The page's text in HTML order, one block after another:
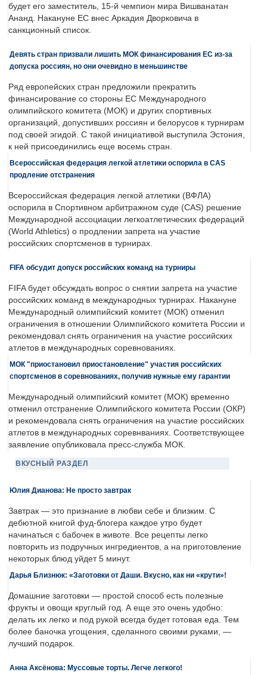
будет его заместитель, 15-й чемпион мира Вишванатан
Ананд. Накануне ЕС внес Аркадия Дворковича в
санкционный список.
Девять стран призвали лишить МОК финансирования ЕС из-за
допуска россиян, но они очевидно в меньшинстве
Ряд европейских стран предложили прекратить
финансирование со стороны ЕС Международного
олимпийского комитета (МОК) и других спортивных
организаций, допустивших россиян и белорусов к турнирам
под своей эгидой. С такой инициативой выступила Эстония,
к ней присоединились еще восемь стран.
Всероссийская федерация легкой атлетики оспорила в CAS
продление отстранения
Всероссийская федерация легкой атлетики (ВФЛА)
оспорила в Спортивном арбитражном суде (CAS) решение
Международной ассоциации легкоатлетических федераций
(World Athletics) о продлении запрета на участие
российских спортсменов в турнирах.
FIFA обсудит допуск российских команд на турниры
FIFA будет обсуждать вопрос о снятии запрета на участие
российских команд в международных турнирах. Накануне
Международный олимпийский комитет (МОК) отменил
ограничения в отношении Олимпийского комитета России и
рекомендовал снять ограничения на участие российских
атлетов в международных соревнованиях.
МОК "приостановил приостановление" участия российских
спортсменов в соревнованиях, получив нужные ему гарантии
Международный олимпийский комитет (МОК) временно
отменил отстранение Олимпийского комитета России (ОКР)
и рекомендовала снять ограничения на участие российских
атлетов в международных соревнваниях. Соответствующее
заявление опубликовала пресс-служба МОК.
ВКУСНЫЙ РАЗДЕЛ
Юлия Дианова: Не просто завтрак
Завтрак — это признание в любви себе и близким. С
дебютной книгой фуд-блогера каждое утро будет
начинаться с бабочек в животе. Все рецепты легко
повторить из подручных ингредиентов, а на приготовление
некоторых блюд уйдет 5 минут.
Дарья Близнюк: «Заготовки от Даши. Вкусно, как ни «крути»!
Домашние заготовки — простой способ есть полезные
фрукты и овощи круглый год. А еще это очень удобно:
делать их легко и под рукой всегда будет готовая еда. Тем
более баночка угощения, сделанного своими руками, —
лучший подарок.
Анна Аксёнова: Муссовые торты. Легче легкого!